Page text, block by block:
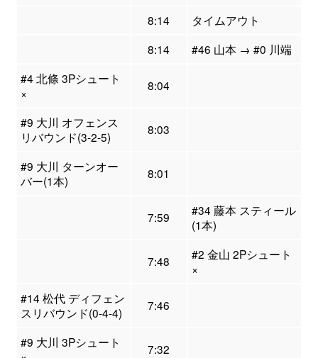
8:14
タイムアウト
8:14
#46 山本 → #0 川端
#4 北條 3Pシュート
×
8:04
#9 大川 オフェンス
リバウンド(3-2-5)
8:03
#9 大川 ターンオー
バー(1本)
8:01
7:59
#34 藤本 スティール
(1本)
7:48
#2 金山 2Pシュート
×
#14 松代 ディフェン
スリバウンド(0-4-4)
7:46
#9 大川 3Pシュート
7:32